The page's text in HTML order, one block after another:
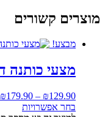
מוצרים קשורים
מבצע!
מצעי כותנה
₪129.90
–
₪179.90
בחר אפשרויות